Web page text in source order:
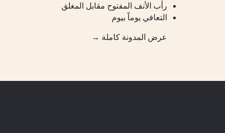
رأب الأنف المفتوح مقابل المغلق
التعافي يوماً بيوم
عرض المدونة كاملة →